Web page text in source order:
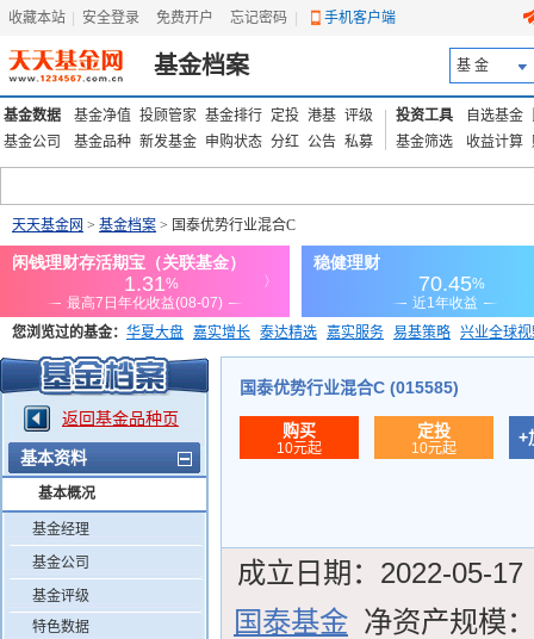
收藏本站 安全登录 免费开户 忘记密码 手机客户端
基金档案 基 金
基金数据 基金净值 投顾管家 基金排行 定投 港基 评级
基金公司
基金品种 新发基金 申购状态 分红 公告 私募
投资工具 自选基金
基金筛选
收益计算
天天基金网 > 基金档案 > 国泰优势行业混合C
您浏览过的基金： 华夏大盘 嘉实增长 泰达精选 嘉实服务 易基策略 兴业全球
添富优势 华安宏利 上证180价值ETF
返回基金品种页
基本资料
基本概况
基金经理
基金公司
基金评级
特色数据
国泰优势行业混合C (015585)
购买
10元起
定投
10元起
+
成立日期： 2022-05-17
国泰基金 净资产规模：